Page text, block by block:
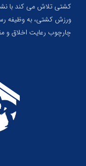
کشتی تلاش می کند با نشر
ورزش کشتی، به وظیفه
چارچوب رعایت اخلاق و